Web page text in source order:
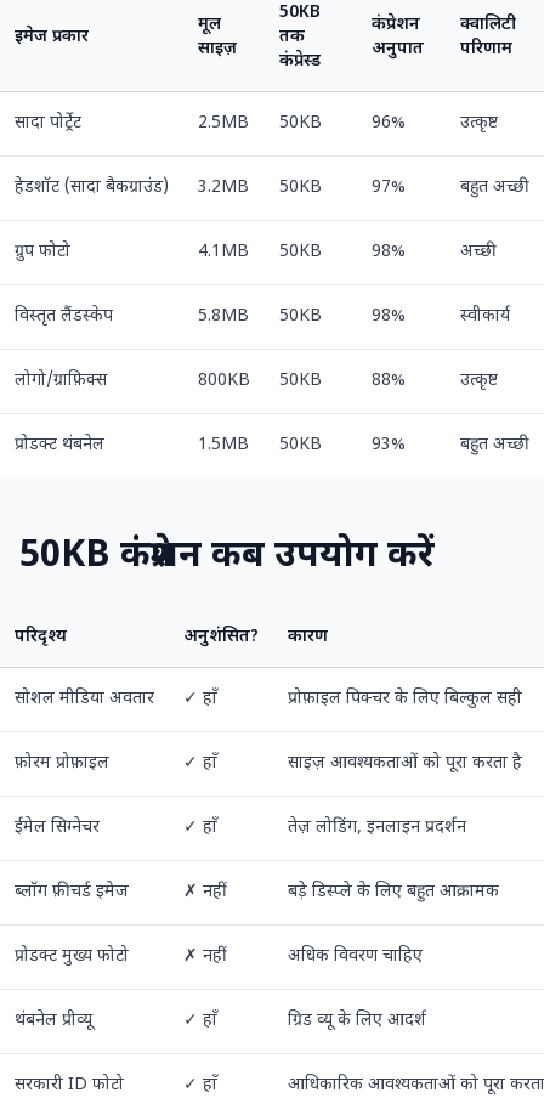
इमेज प्रकार
मूल
साइज़
50KB
तक
कंप्रेस्ड
कंप्रेशन
अनुपात
क्वालिटी
परिणाम
सादा पोर्ट्रेट 2.5MB 50KB 96% उत्कृष्ट
हेडशॉट (सादा बैकग्राउंड) 3.2MB 50KB 97% बहुत अच्छी
ग्रुप फोटो 4.1MB 50KB 98% अच्छी
विस्तृत लैंडस्केप 5.8MB 50KB 98% स्वीकार्य
लोगो/ग्राफ़िक्स 800KB 50KB 88% उत्कृष्ट
प्रोडक्ट थंबनेल 1.5MB 50KB 93% बहुत अच्छी
50KB कंप्रेशन कब उपयोग करें
परिदृश्य अनुशंसित? कारण
सोशल मीडिया अवतार ✓ हाँ प्रोफ़ाइल पिक्चर के लिए बिल्कुल सही
फ़ोरम प्रोफ़ाइल ✓ हाँ साइज़ आवश्यकताओं को पूरा करता है
ईमेल सिग्नेचर ✓ हाँ तेज़ लोडिंग, इनलाइन प्रदर्शन
ब्लॉग फ़ीचर्ड इमेज ✗ नहीं बड़े डिस्प्ले के लिए बहुत आक्रामक
प्रोडक्ट मुख्य फोटो ✗ नहीं अधिक विवरण चाहिए
थंबनेल प्रीव्यू ✓ हाँ ग्रिड व्यू के लिए आदर्श
सरकारी ID फोटो ✓ हाँ आधिकारिक आवश्यकताओं को पूरा